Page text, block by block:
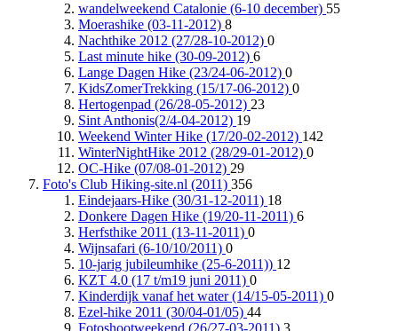
wandelweekend Catalonie (6-10 december) 55
Moerashike (03-11-2012) 8
Nachthike 2012 (27/28-10-2012) 0
Last minute hike (30-09-2012) 6
Lange Dagen Hike (23/24-06-2012) 0
KidsZomerTrekking (15/17-06-2012) 0
Hertogenpad (26/28-05-2012) 23
Sint Anthonis(2/4-04-2012) 19
Weekend Winter Hike (17/20-02-2012) 142
WinterNightHike 2012 (28/29-01-2012) 0
OC-Hike (07/08-01-2012) 29
Foto's Club Hiking-site.nl (2011) 356
Eindejaars-Hike (30/31-12-2011) 18
Donkere Dagen Hike (19/20-11-2011) 6
Herfsthike 2011 (13-11-2011) 0
Wijnsafari (6-10/10/2011) 0
10-jarig jubileumhike (25-6-2011)) 12
KZT 4.0 (17 t/m19 juni 2011) 0
Kinderdijk vanaf het water (14/15-05-2011) 0
Ezel-hike 2011 (30/04-01/05) 44
Fotoshootweekend (26/27-03-2011) 3